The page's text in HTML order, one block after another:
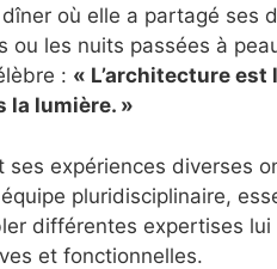
où elle a partagé ses
les nuits passées à
: « L’architecture
la lumière. »
expériences diverses
équipe pluridisciplinaire,
différentes expertises
et fonctionnelles.